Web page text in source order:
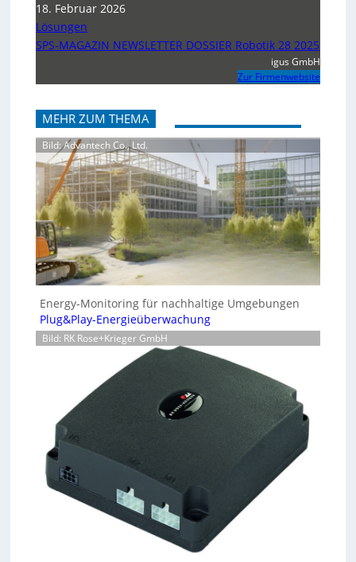
18. Februar 2026
Lösungen
SPS-MAGAZIN NEWSLETTER DOSSIER Robotik 28 2025
igus GmbH
Zur Firmenwebsite
MEHR ZUM THEMA
Bild: Advantech Co., Ltd.
Energy-Monitoring für nachhaltige Umgebungen
Plug&Play-Energieüberwachung
Bild: RK Rose+Krieger GmbH